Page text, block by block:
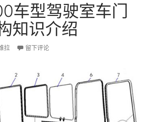
车型驾驶室车门
知识介绍
拉 留下评论